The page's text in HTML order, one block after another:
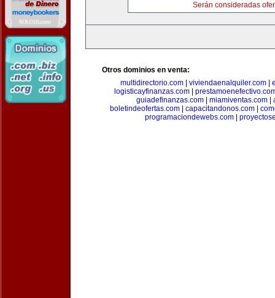
Serán consideradas
Otros dominios en venta:
multidirectorio.com| viviendaenalquiler.com|
logisticayfinanzas.com|
guiadefinanzas.com
miamiventas.com
boletindeofertas.com| capacitandonos.com|
programaciondewebs.com|